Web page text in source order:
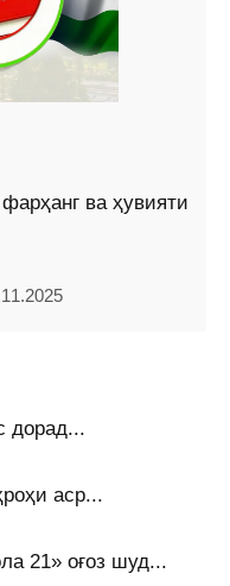
ва ҳувияти
дорад...
аср...
21» оғоз шуд...